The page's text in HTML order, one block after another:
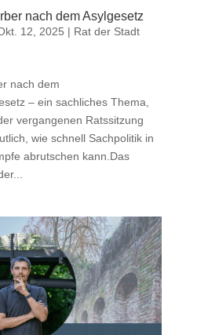
nach dem Asylgesetz
12, 2025 | Rat der Stadt
nach dem
– ein sachliches Thema,
vergangenen Ratssitzung
wie schnell Sachpolitik in
abrutschen kann.Das